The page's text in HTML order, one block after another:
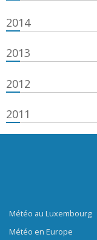
2014
2013
2012
2011
Météo au Luxembourg
Météo en Europe